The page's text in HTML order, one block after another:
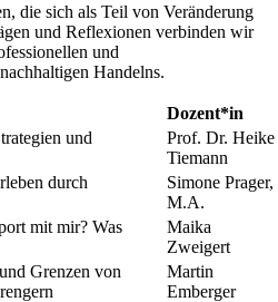
die sich als Teil von Veränderung
und Reflexionen verbinden wir
und
Handelns.
Dozent*in
und
Prof. Dr. Heike
Tiemann
durch
Simone Prager,
M.A.
mit mir? Was
Maika
Zweigert
Grenzen von
Martin
Emberger